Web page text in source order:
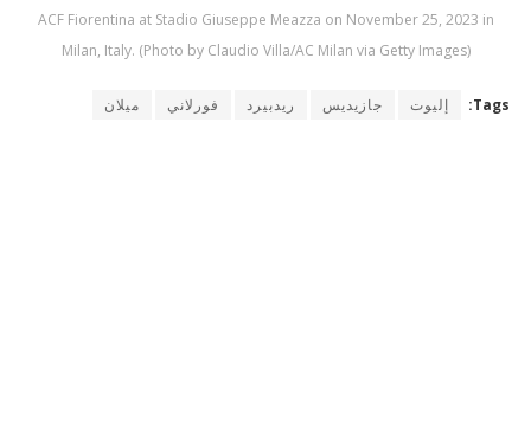
ACF Fiorentina at Stadio Giuseppe Meazza on November 25, 2023 in
Milan, Italy. (Photo by Claudio Villa/AC Milan via Getty Images)
Tags: إليوت جازيديس ريدبيرد فورلاني ميلان